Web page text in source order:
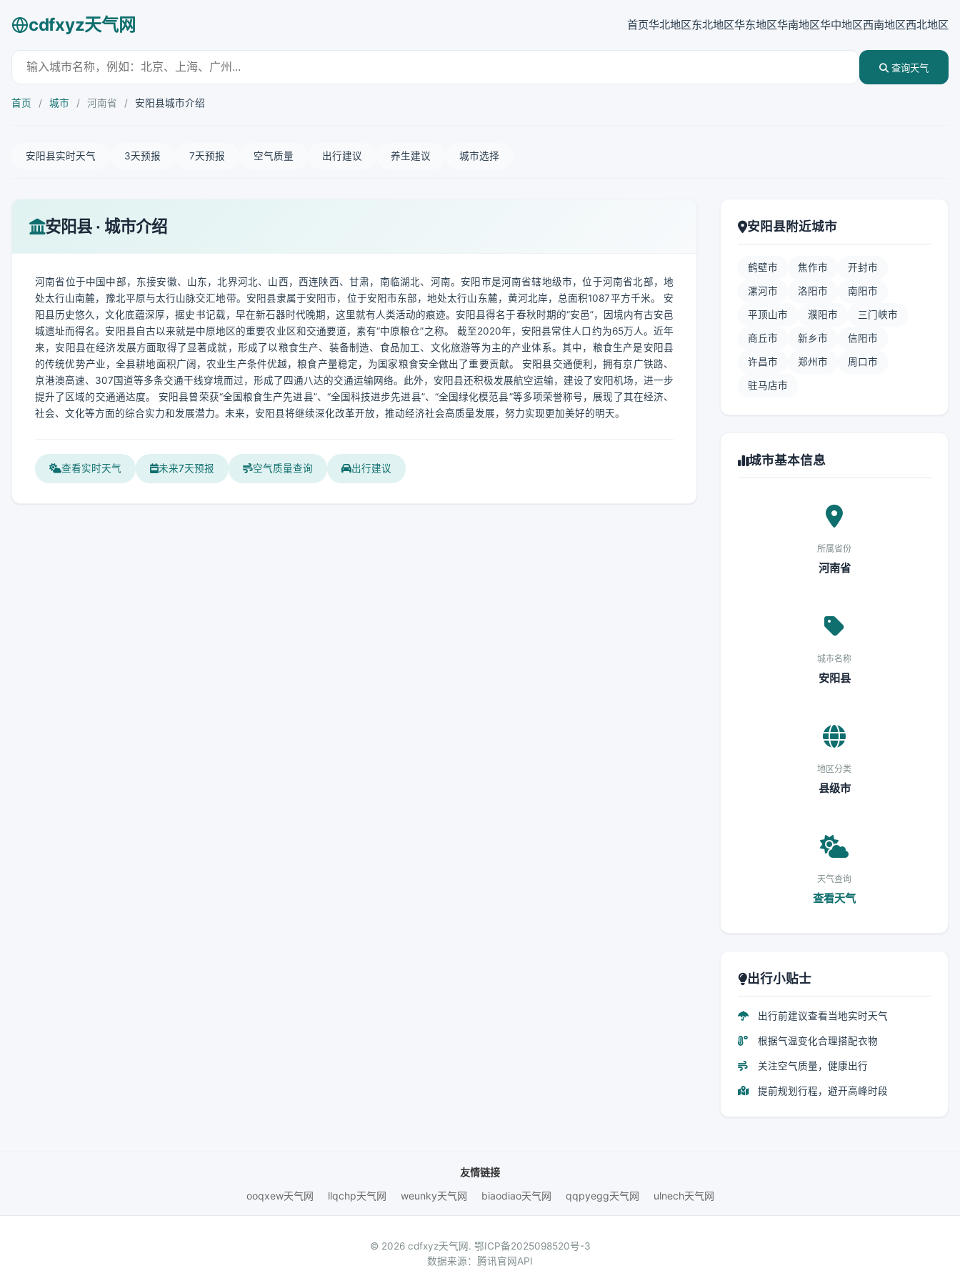
cdfxyz天气网 首页华北地区东北地区华东地区华南地区华中地区西南地区西北地区
查询天气
首页 / 城市 / 河南省 / 安阳县城市介绍
安阳县实时天气 3天预报 7天预报 空气质量 出行建议 养生建议 城市选择
安阳县 · 城市介绍
河南省位于中国中部，东接安徽、山东，北界河北、山西，西连陕西、甘肃，南临湖北、河南。安阳市是河南省辖地级市，位于河南省北部，地
处太行山南麓，豫北平原与太行山脉交汇地带。安阳县隶属于安阳市，位于安阳市东部，地处太行山东麓，黄河北岸，总面积1087平方千米。 安
阳县历史悠久，文化底蕴深厚，据史书记载，早在新石器时代晚期，这里就有人类活动的痕迹。安阳县得名于春秋时期的“安邑”，因境内有古安邑
城遗址而得名。安阳县自古以来就是中原地区的重要农业区和交通要道，素有“中原粮仓”之称。 截至2020年，安阳县常住人口约为65万人。近年
来，安阳县在经济发展方面取得了显著成就，形成了以粮食生产、装备制造、食品加工、文化旅游等为主的产业体系。其中，粮食生产是安阳县
的传统优势产业，全县耕地面积广阔，农业生产条件优越，粮食产量稳定，为国家粮食安全做出了重要贡献。 安阳县交通便利，拥有京广铁路、
京港澳高速、307国道等多条交通干线穿境而过，形成了四通八达的交通运输网络。此外，安阳县还积极发展航空运输，建设了安阳机场，进一步
提升了区域的交通通达度。 安阳县曾荣获“全国粮食生产先进县”、“全国科技进步先进县”、“全国绿化模范县”等多项荣誉称号，展现了其在经济、
社会、文化等方面的综合实力和发展潜力。未来，安阳县将继续深化改革开放，推动经济社会高质量发展，努力实现更加美好的明天。
查看实时天气 未来7天预报 空气质量查询 出行建议
安阳县附近城市
鹤壁市 焦作市 开封市
漯河市 洛阳市 南阳市
平顶山市 濮阳市 三门峡市
商丘市 新乡市 信阳市
许昌市 郑州市 周口市
驻马店市
城市基本信息
所属省份
河南省
城市名称
安阳县
地区分类
县级市
天气查询
查看天气
出行小贴士
出行前建议查看当地实时天气
根据气温变化合理搭配衣物
关注空气质量，健康出行
提前规划行程，避开高峰时段
友情链接
ooqxew天气网
llqchp天气网 weunky天气网 biaodiao天气网 qqpyegg天气网 ulnech天气网
© 2026 cdfxyz天气网. 鄂ICP备2025098520号-3
数据来源：腾讯官网API